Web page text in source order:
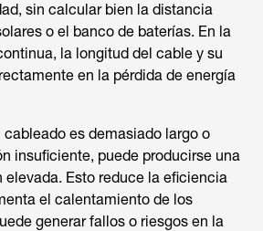
sin calcular bien la distancia
o el banco de baterías. En la
la longitud del cable y su
en la pérdida de energía
cableado es demasiado largo o
insuficiente, puede producirse una
elevada. Esto reduce la eficiencia
el calentamiento de los
generar fallos o riesgos en la